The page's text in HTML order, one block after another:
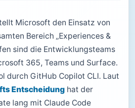
Microsoft den Einsatz von
Bereich „Experiences &
sind die Entwicklungsteams
365, Teams und Surface.
durch GitHub Copilot CLI. Laut
Entscheidung hat der
lang mit Claude Code